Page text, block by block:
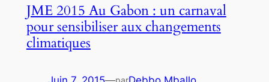
JME 2015 Au Gabon : un carnaval
pour sensibiliser aux changements
climatiques
par